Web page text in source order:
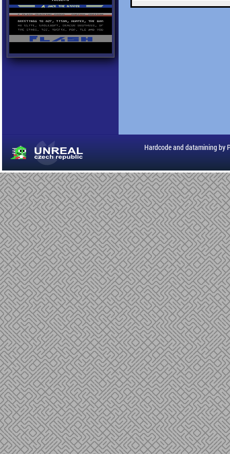
Hardcode and datamining by